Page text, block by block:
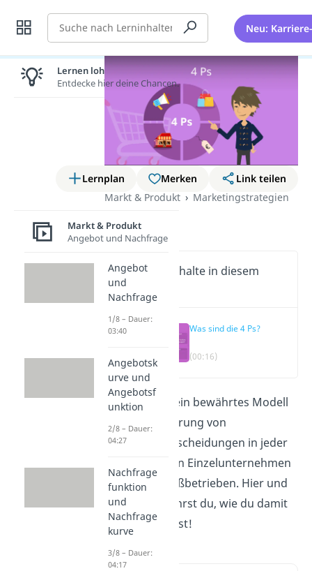
Suche Neu:
Lernplan Merken
Link teilen
Markt & Produkt
Marketingstrategien
4 Ps
Wichtige Inhalte in diesem
Video
Was sind die 4 Ps?
(00:16)
Die4 Ps
sind ein bewährtes Modell
zur Strukturierung von
Marketingentscheidungen in jeder
Branche — von Einzelunternehmen
bis hin zu Großbetrieben. Hier und
imVideo
erfährst du, wie du damit
arbeiten kannst!
Lernen lohnt sich!
Entdecke hier deine Chancen.
Markt & Produkt
Angebot und Nachfrage
Angebot
und
Nachfrage
1/8 – Dauer:
03:40
Angebotsk
urve und
Angebotsf
unktion
2/8 – Dauer:
04:27
Nachfrage
funktion
und
Nachfrage
kurve
3/8 – Dauer:
04:17